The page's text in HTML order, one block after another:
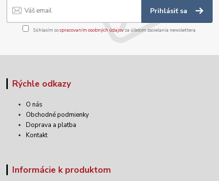
Prihlásiť sa
Súhlasím sospracovaním osobných údajov za účelom zasielania newslettera.
Rýchle odkazy
O nás
Obchodné podmienky
Doprava a platba
Kontakt
Informácie k produktom